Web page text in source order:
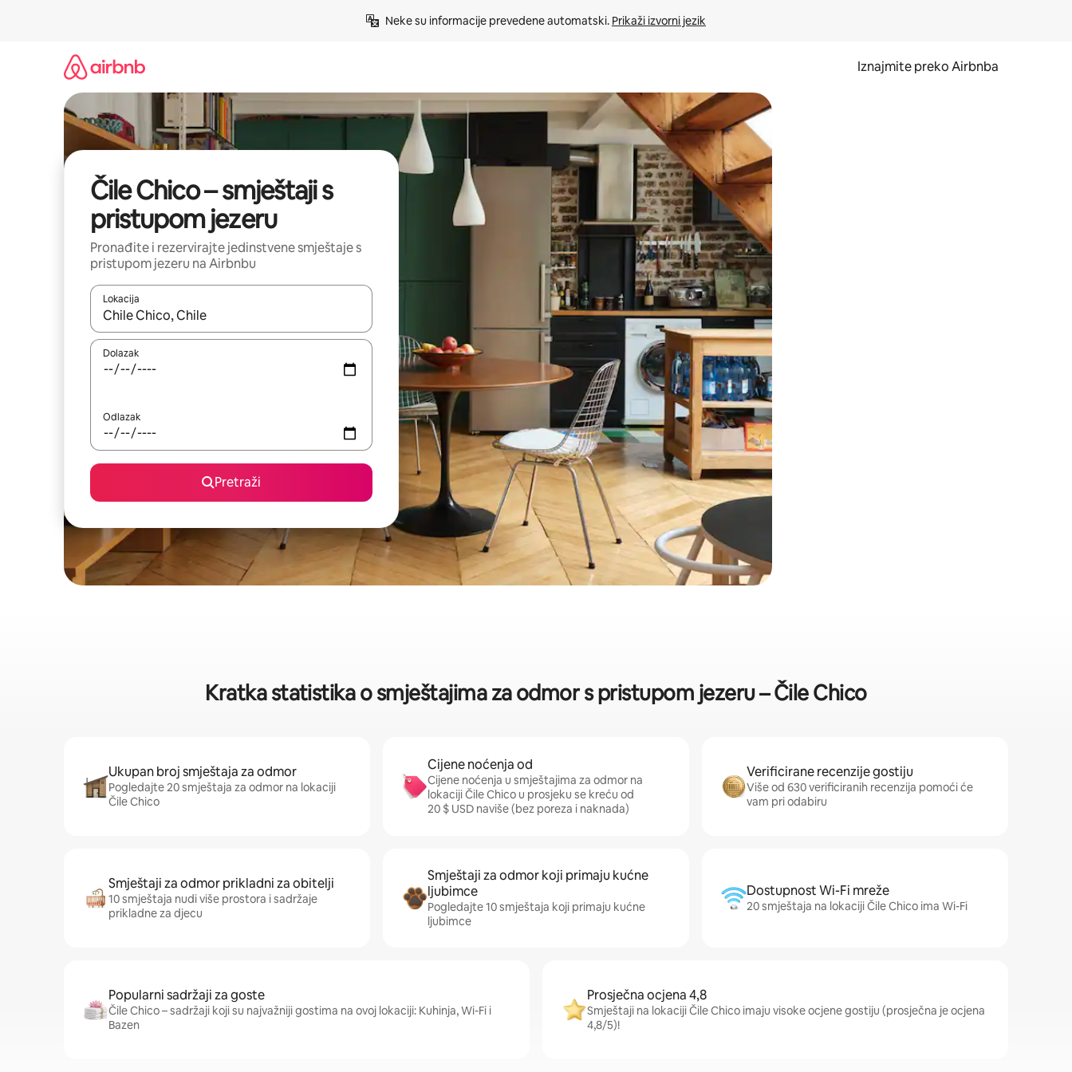
Neke su informacije prevedene automatski. Prikaži izvorni jezik
Iznajmite preko Airbnba
Čile Chico – smještaji s
pristupom jezeru
Pronađite i rezervirajte jedinstvene smještaje s
pristupom jezeru na Airbnbu
Lokacija
Kada budu dostupni rezultati, moći ćete ih pregledati koristeći se strelicama prema gore i prema dolje, kao i dodirom ili prelaskom prstom po zaslonu.
Dolazak
Odlazak
Pretraži
Kratka statistika o smještajima za odmor s pristupom jezeru – Čile Chico
Ukupan broj smještaja za odmor
Pogledajte 20 smještaja za odmor na lokaciji
Čile Chico
Cijene noćenja od
Cijene noćenja u smještajima za odmor na
lokaciji Čile Chico u prosjeku se kreću od
20 $ USD naviše (bez poreza i naknada)
Verificirane recenzije gostiju
Više od 630 verificiranih recenzija pomoći će
vam pri odabiru
Smještaji za odmor prikladni za obitelji
10 smještaja nudi više prostora i sadržaje
prikladne za djecu
Smještaji za odmor koji primaju kućne
ljubimce
Pogledajte 10 smještaja koji primaju kućne
ljubimce
Dostupnost Wi-Fi mreže
20 smještaja na lokaciji Čile Chico ima Wi-Fi
Popularni sadržaji za goste
Čile Chico – sadržaji koji su najvažniji gostima na ovoj lokaciji: Kuhinja, Wi-Fi i
Bazen
Prosječna ocjena 4,8
Smještaji na lokaciji Čile Chico imaju visoke ocjene gostiju (prosječna je ocjena
4,8/5)!